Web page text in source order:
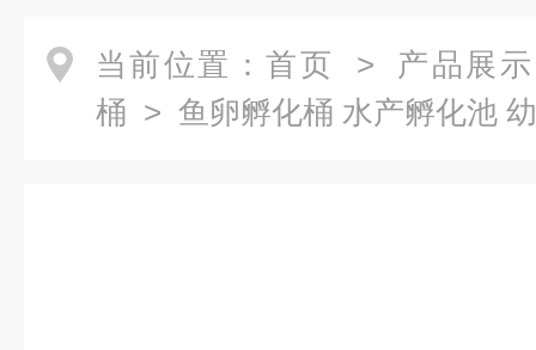
当前位置： 首页 > 产品展示
桶 > 鱼卵孵化桶 水产孵化池